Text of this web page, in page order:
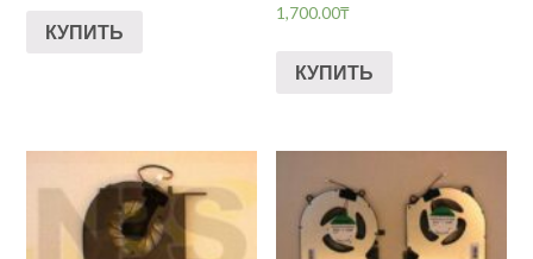
КУПИТЬ
1,700.00₸
КУПИТЬ